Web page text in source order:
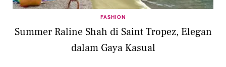
FASHION
Summer Raline Shah di Saint Tropez, Elegan
dalam Gaya Kasual